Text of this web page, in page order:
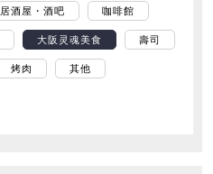
居酒屋・酒吧 咖啡館
大阪灵魂美食 壽司
烤肉 其他